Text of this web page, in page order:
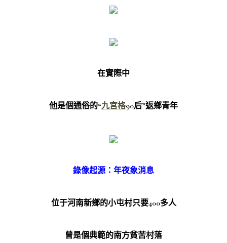
在實際中
他是個通俗的“九宮格90后”返鄉青年
錄像起源：年夜象消息
位于河南新鄉的小屯村只要400多人
曾是個典範的南方貧苦村落